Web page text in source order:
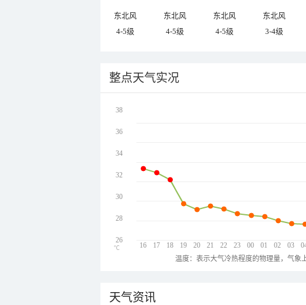
东北风 东北风 东北风 东北风
4-5级
4-5级 4-5级 3-4级
整点天气实况
16 17 18 19 20 21 22 23 00 01 02 03
38
36
34
32
30
28
26
℃
温度：表示大气冷热程度的物理量，气象
天气资讯